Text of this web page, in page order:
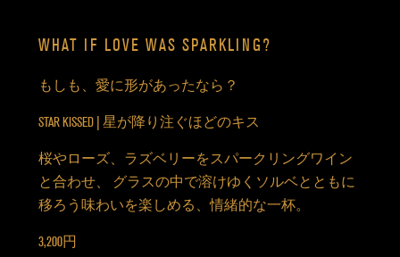
WHAT IF LOVE WAS SPARKLING?
もしも、愛に形があったなら？
STAR KISSED | 星が降り注ぐほどのキス
桜やローズ、ラズベリーをスパークリングワイン
と合わせ、 グラスの中で溶けゆくソルベとともに
移ろう味わいを楽しめる、情緒的な一杯。
3,200円